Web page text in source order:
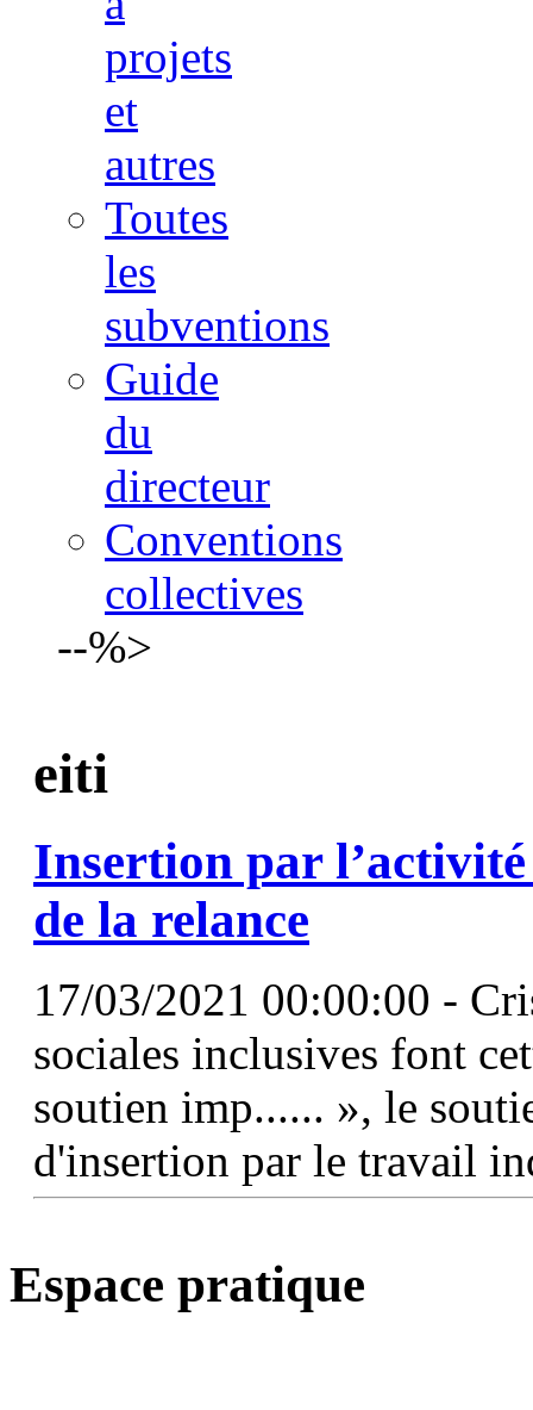
projets
et
autres
Toutes
les
subventions
Guide
du
directeur
Conventions
collectives
--%>
eiti
Insertion par
de la relance
17/03/2021 00:00:00 -
sociales inclusives font
soutien imp...... », le
d'insertion par le travail
Espace pratique